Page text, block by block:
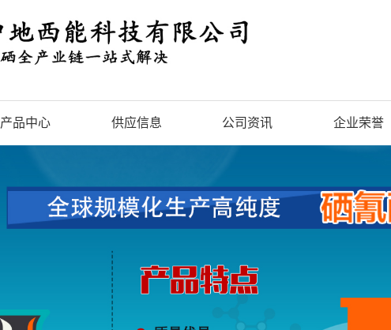
产品中心 供应信息 公司资讯 企业荣誉